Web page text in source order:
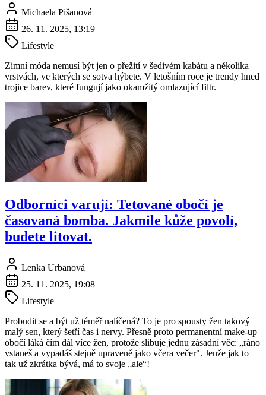
Michaela Pišanová
26. 11. 2025, 13:19
Lifestyle
Zimní móda nemusí být jen o přežití v šedivém kabátu a několika
vrstvách, ve kterých se sotva hýbete. V letošním roce je trendy hned
trojice barev, které fungují jako okamžitý omlazující filtr.
Odborníci varují: Tetované obočí je
časovaná bomba. Jakmile kůže povolí,
budete litovat.
Lenka Urbanová
25. 11. 2025, 19:08
Lifestyle
Probudit se a být už téměř nalíčená? To je pro spousty žen takový
malý sen, který šetří čas i nervy. Přesně proto permanentní make-up
obočí láká čím dál více žen, protože slibuje jednu zásadní věc: „ráno
vstaneš a vypadáš stejně upraveně jako včera večer". Jenže jak to
tak už zkrátka bývá, má to svoje „ale“!